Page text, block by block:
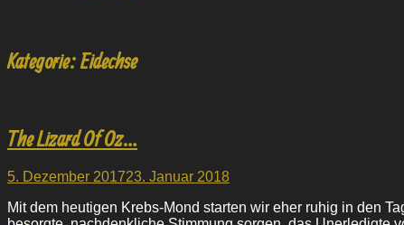
Kategorie:Eidechse
The Lizard Of Oz…
Veröffentlicht
5. Dezember 201723. Januar 2018
Mit dem heutigen Krebs-Mond starten wir eher ruhig in den